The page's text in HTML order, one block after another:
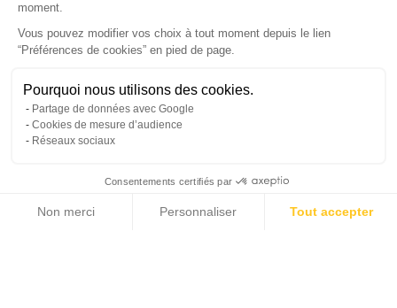
moment.
Vous pouvez modifier vos choix à tout moment depuis le lien
“Préférences de cookies” en pied de page.
Pourquoi nous utilisons des cookies.
Partage de données avec Google
Cookies de mesure d’audience
Réseaux sociaux
Consentements certifiés par
Non merci Personnaliser Tout accepter
Gérer mes cookies
© Copyright 2026 France Galerie. Tous droits reservés.
Cliquez-ici pour modifier vos préférences en matière de cookies